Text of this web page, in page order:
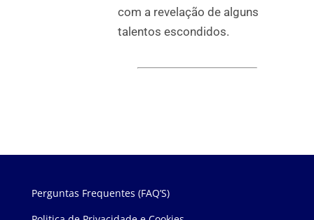
com a revelação de alguns
talentos escondidos.
Perguntas Frequentes (FAQ’S)